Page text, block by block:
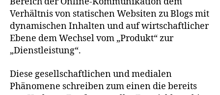
Verhältnis von statischen Websiten zu Blogs mit
dynamischen Inhalten und auf wirtschaftlicher
Ebene dem Wechsel vom „Produkt“ zur
„Dienstleistung“.
Diese gesellschaftlichen und medialen
Phänomene schreiben zum einen die bereits